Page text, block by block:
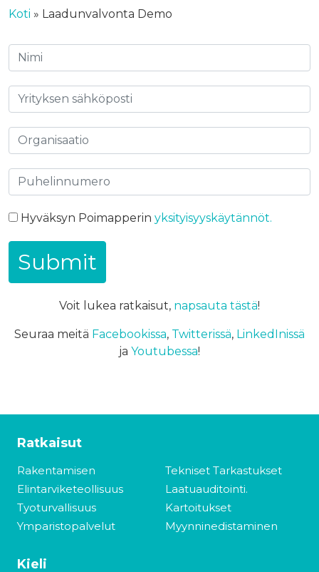
Koti » Laadunvalvonta Demo
Hyväksyn Poimapperin yksityisyyskäytännöt.
Voit lukea ratkaisut, napsauta tästä!
Seuraa meitä Facebookissa, Twitterissä, LinkedInissä
ja Youtubessa!
Ratkaisut
Rakentamisen
Elintarviketeollisuus
Tyoturvallisuus
Ymparistopalvelut
Tekniset Tarkastukset
Laatuauditointi.
Kartoitukset
Myynninedistaminen
Kieli